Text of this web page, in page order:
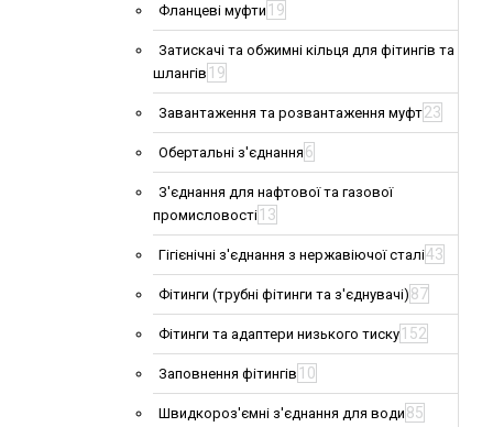
Фланцеві муфти 19
Затискачі та обжимні кільця для фітингів та
шлангів 19
Завантаження та розвантаження муфт23
Обертальні з'єднання 6
З'єднання для нафтової та газової
промисловості 13
Гігієнічні з'єднання з нержавіючої сталі43
Фітинги (трубні фітинги та з'єднувачі) 87
Фітинги та адаптери низького тиску 152
Заповнення фітингів 10
Швидкороз'ємні з'єднання для води 85